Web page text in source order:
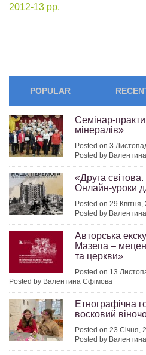
2012-13 рр.
POPULAR
Семінар-
мінералів»
Posted on 3
Posted by
«Друга
Онлайн-уроки
Posted on 29 Квітня,
Posted by
Авторська
Мазепа –
та церкви»
Posted on 13
Posted by Валентина Єфімова
Етнографічна
восковий
Posted on 23 Січня,
Posted by